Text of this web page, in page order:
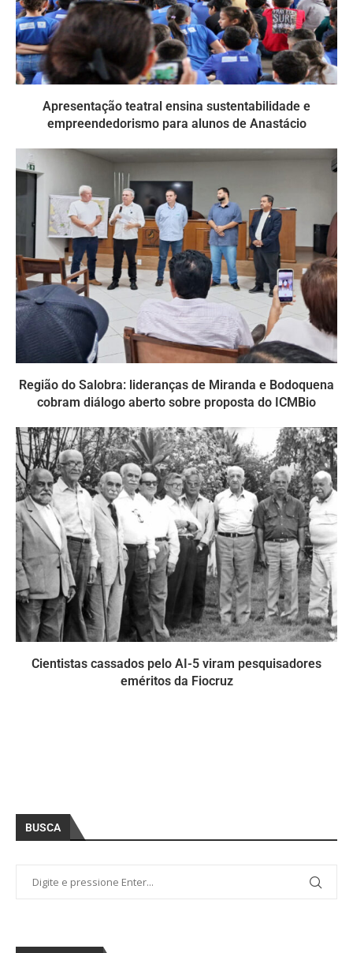
Apresentação teatral ensina sustentabilidade e
empreendedorismo para alunos de Anastácio
Região do Salobra: lideranças de Miranda e Bodoquena
cobram diálogo aberto sobre proposta do ICMBio
Cientistas cassados pelo AI-5 viram pesquisadores
eméritos da Fiocruz
BUSCA